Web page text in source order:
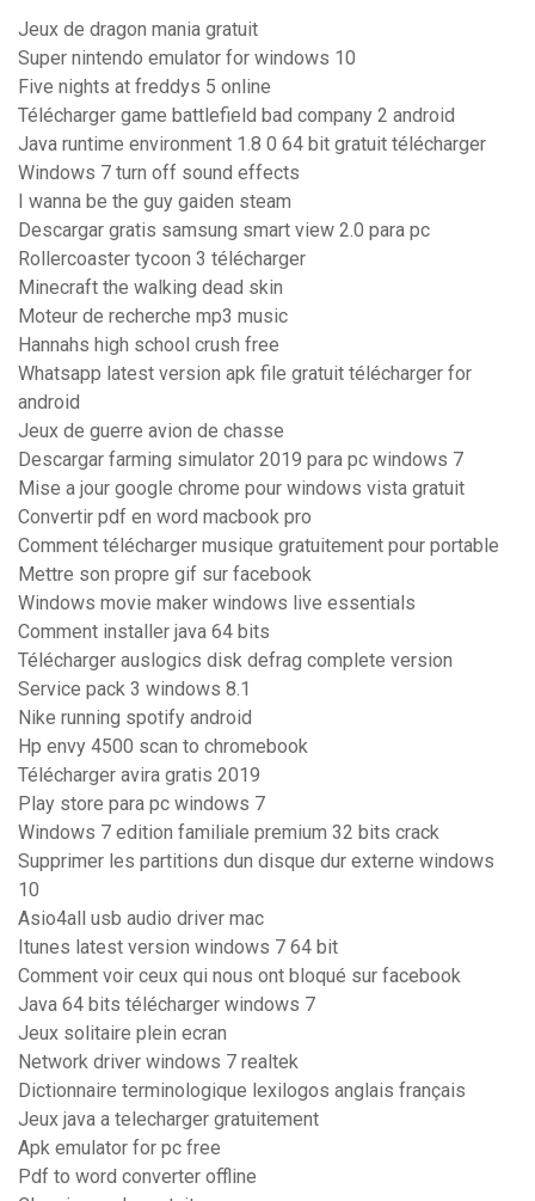
Jeux de dragon mania gratuit
Super nintendo emulator for windows 10
Five nights at freddys 5 online
Télécharger game battlefield bad company 2 android
Java runtime environment 1.8 0 64 bit gratuit télécharger
Windows 7 turn off sound effects
I wanna be the guy gaiden steam
Descargar gratis samsung smart view 2.0 para pc
Rollercoaster tycoon 3 télécharger
Minecraft the walking dead skin
Moteur de recherche mp3 music
Hannahs high school crush free
Whatsapp latest version apk file gratuit télécharger for
android
Jeux de guerre avion de chasse
Descargar farming simulator 2019 para pc windows 7
Mise a jour google chrome pour windows vista gratuit
Convertir pdf en word macbook pro
Comment télécharger musique gratuitement pour portable
Mettre son propre gif sur facebook
Windows movie maker windows live essentials
Comment installer java 64 bits
Télécharger auslogics disk defrag complete version
Service pack 3 windows 8.1
Nike running spotify android
Hp envy 4500 scan to chromebook
Télécharger avira gratis 2019
Play store para pc windows 7
Windows 7 edition familiale premium 32 bits crack
Supprimer les partitions dun disque dur externe windows
10
Asio4all usb audio driver mac
Itunes latest version windows 7 64 bit
Comment voir ceux qui nous ont bloqué sur facebook
Java 64 bits télécharger windows 7
Jeux solitaire plein ecran
Network driver windows 7 realtek
Dictionnaire terminologique lexilogos anglais français
Jeux java a telecharger gratuitement
Apk emulator for pc free
Pdf to word converter offline